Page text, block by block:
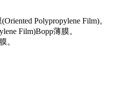
Polypropylene Film)。
Film)Bopp薄膜。
。